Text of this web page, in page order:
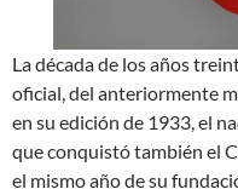
La década de los años
oficial, del anteriormente
en su edición de 1933, el
que conquistó también el
el mismo año de su